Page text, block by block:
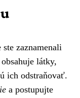
ste zaznamenali
látky,
ich odstraňovať.
a postupujte